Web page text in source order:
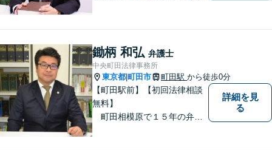
い相手方でもスムーズに解決
にいたします。
鋤柄 和弘 弁護士
中央町田法律事務所
東京都 町田市 町田駅 から徒歩0分
【町田駅前】【初回法律相談
無料】
町田相模原で１５年の弁護
詳細を見
る